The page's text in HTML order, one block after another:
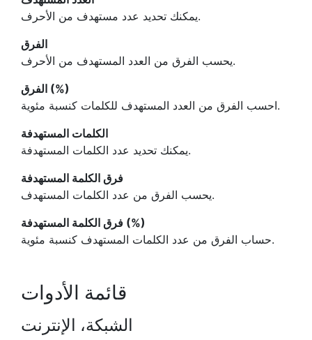
يمكنك تحديد عدد مستهدف من الأحرف.
الفرق
يحسب الفرق من العدد المستهدف من الأحرف.
الفرق (%)
احسب الفرق من العدد المستهدف للكلمات كنسبة مئوية.
الكلمات المستهدفة
يمكنك تحديد عدد الكلمات المستهدفة.
فرق الكلمة المستهدفة
يحسب الفرق من عدد الكلمات المستهدف.
فرق الكلمة المستهدفة (%)
حساب الفرق من عدد الكلمات المستهدف كنسبة مئوية.
قائمة الأدوات
الشبكة، الإنترنت